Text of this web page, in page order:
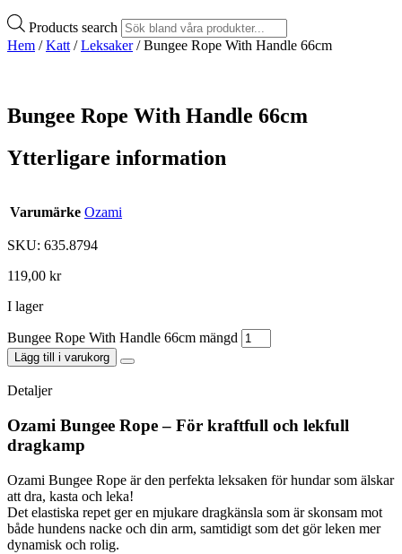
Products search
Hem /Katt /Leksaker/ Bungee Rope With Handle 66cm
Bungee Rope With Handle 66cm
Ytterligare information
Varumärke Ozami
SKU: 635.8794
119,00 kr
I lager
Bungee Rope With Handle 66cm mängd
Lägg till i varukorg
Detaljer
Ozami Bungee Rope – För kraftfull och lekfull
dragkamp
Ozami Bungee Rope är den perfekta leksaken för hundar som älskar
att dra, kasta och leka!
Det elastiska repet ger en mjukare dragkänsla som är skonsam mot
både hundens nacke och din arm, samtidigt som det gör leken mer
dynamisk och rolig.